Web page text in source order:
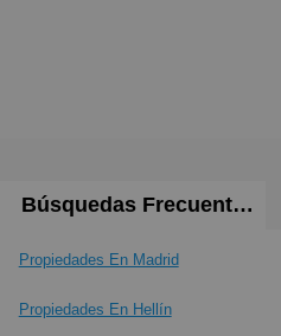
Búsquedas Frecuentes
Propiedades En Madrid
Propiedades En Hellín